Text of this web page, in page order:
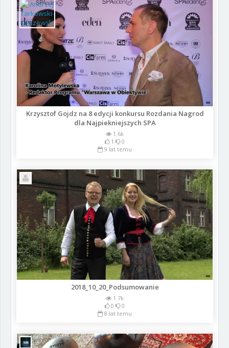
Krzysztof Gojdz na 8 edycji konkursu Rozdania Nagrod
dla Najpiekniejszych SPA
1.6k
1
0
9 lat temu
2018_10_20_Podsumowanie
1.7k
0
0
8 lat temu